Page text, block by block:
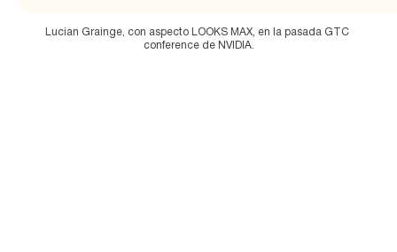
Lucian Grainge, con aspecto LOOKS MAX, en la pasada GTC
conference de NVIDIA.